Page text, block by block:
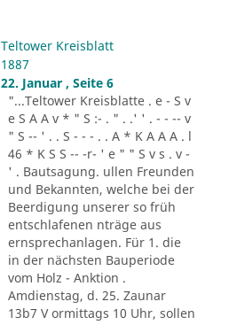
Teltower Kreisblatt
1887
22. Januar , Seite 6
"...Teltower Kreisblatte . e - S v
e S A A v * " S :- . " . .' ' . - - -- v
" S -- ' . . S - - - . . A * K A A A . l
46 * K S S -- -r- ' e " " S v s . v -
' . Bautsagung. ullen Freunden
und Bekannten, welche bei der
Beerdigung unserer so früh
entschlafenen nträge aus
ernsprechanlagen. Für 1. die
in der nächsten Bauperiode
vom Holz - Anktion .
Amdienstag, d. 25. Zaunar
13b7 V ormittags 10 Uhr, sollen